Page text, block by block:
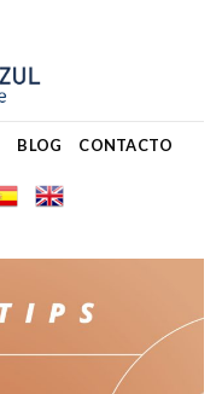
BLOG CONTACTO